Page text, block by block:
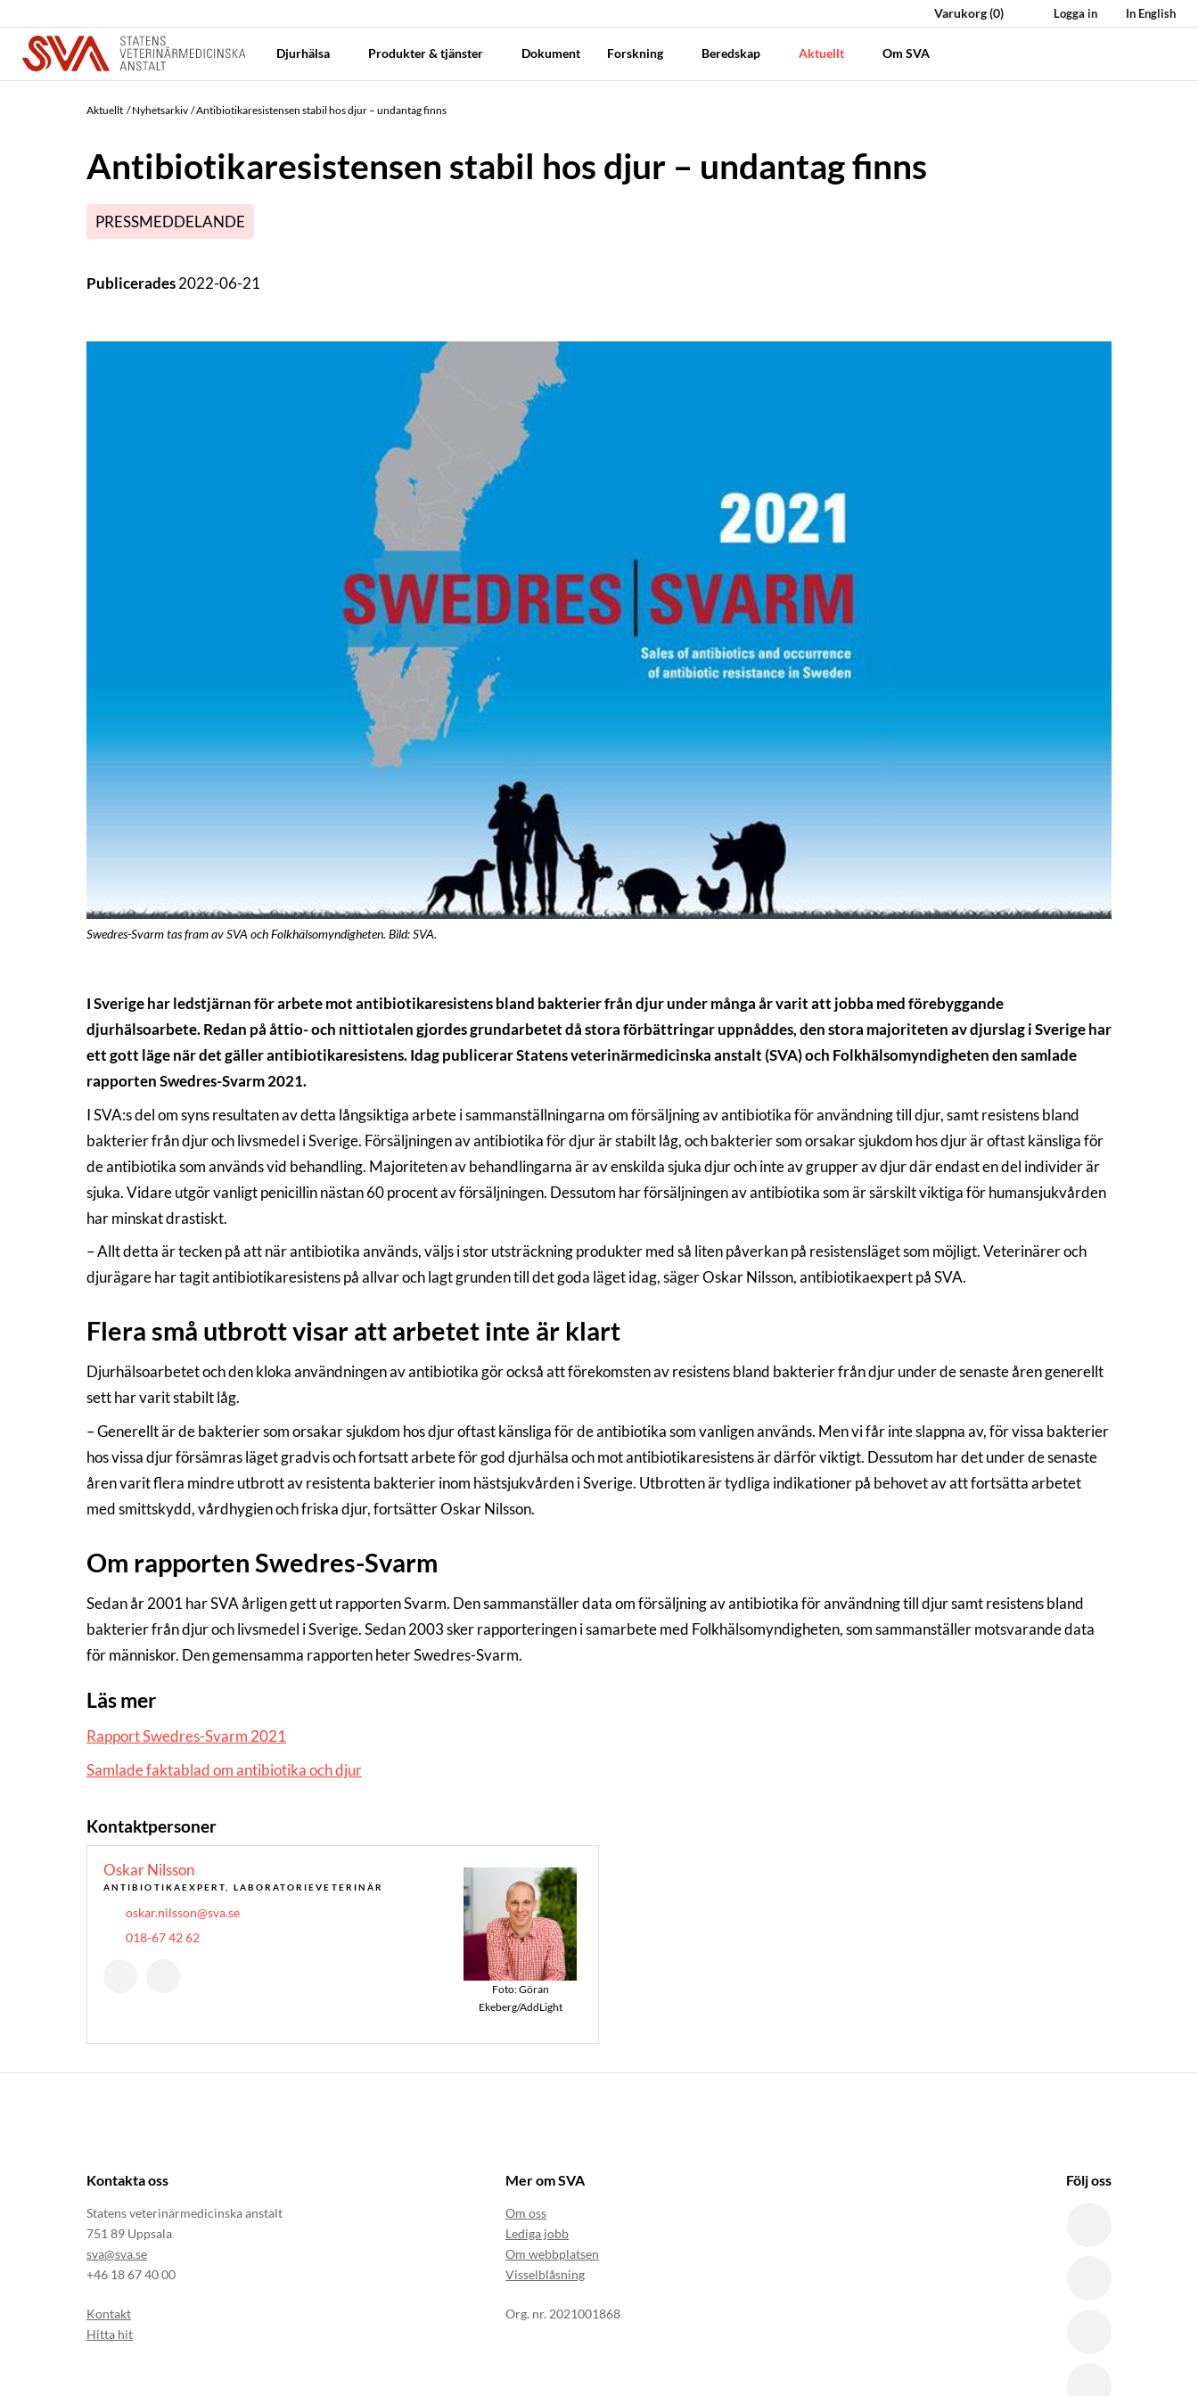
Varukorg(0) Logga in In English
Djurhälsa Produkter & tjänster Dokument Forskning Beredskap Aktuellt Om SVA
Aktuellt Nyhetsarkiv Antibiotikaresistensen stabil hos djur – undantag finns
Antibiotikaresistensen stabil hos djur – undantag finns
PRESSMEDDELANDE
Publicerades2022-06-21
Swedres-Svarm tas fram av SVA och Folkhälsomyndigheten. Bild: SVA.
I Sverige har ledstjärnan för arbete mot antibiotikaresistens bland bakterier från djur under många år varit att jobba med förebyggande
djurhälsoarbete. Redan på åttio- och nittiotalen gjordes grundarbetet då stora förbättringar uppnåddes, den stora majoriteten av djurslag i Sverige har
ett gott läge när det gäller antibiotikaresistens. Idag publicerar Statens veterinärmedicinska anstalt (SVA) och Folkhälsomyndigheten den samlade
rapporten Swedres-Svarm 2021.
I SVA:s del om syns resultaten av detta långsiktiga arbete i sammanställningarna om försäljning av antibiotika för användning till djur, samt resistens bland
bakterier från djur och livsmedel i Sverige. Försäljningen av antibiotika för djur är stabilt låg, och bakterier som orsakar sjukdom hos djur är oftast känsliga för
de antibiotika som används vid behandling. Majoriteten av behandlingarna är av enskilda sjuka djur och inte av grupper av djur där endast en del individer är
sjuka. Vidare utgör vanligt penicillin nästan 60 procent av försäljningen. Dessutom har försäljningen av antibiotika som är särskilt viktiga för humansjukvården
har minskat drastiskt.
– Allt detta är tecken på att när antibiotika används, väljs i stor utsträckning produkter med så liten påverkan på resistensläget som möjligt. Veterinärer och
djurägare har tagit antibiotikaresistens på allvar och lagt grunden till det goda läget idag, säger Oskar Nilsson, antibiotikaexpert på SVA.
Flera små utbrott visar att arbetet inte är klart
Djurhälsoarbetet och den kloka användningen av antibiotika gör också att förekomsten av resistens bland bakterier från djur under de senaste åren generellt
sett har varit stabilt låg.
– Generellt är de bakterier som orsakar sjukdom hos djur oftast känsliga för de antibiotika som vanligen används. Men vi får inte slappna av, för vissa bakterier
hos vissa djur försämras läget gradvis och fortsatt arbete för god djurhälsa och mot antibiotikaresistens är därför viktigt. Dessutom har det under de senaste
åren varit flera mindre utbrott av resistenta bakterier inom hästsjukvården i Sverige. Utbrotten är tydliga indikationer på behovet av att fortsätta arbetet
med smittskydd, vårdhygien och friska djur, fortsätter Oskar Nilsson.
Om rapporten Swedres-Svarm
Sedan år 2001 har SVA årligen gett ut rapporten Svarm. Den sammanställer data om försäljning av antibiotika för användning till djur samt resistens bland
bakterier från djur och livsmedel i Sverige. Sedan 2003 sker rapporteringen i samarbete med Folkhälsomyndigheten, som sammanställer motsvarande data
för människor. Den gemensamma rapporten heter Swedres-Svarm.
Läs mer
Rapport Swedres-Svarm 2021
Samlade faktablad om antibiotika och djur
Kontaktpersoner
Oskar Nilsson
ANTIBIOTIKAEXPERT, LABORATORIEVETERINÄR
oskar.nilsson@sva.se
018-67 42 62
Foto: Göran
Ekeberg/AddLight
Kontakta oss
Statens veterinärmedicinska anstalt
751 89 Uppsala
sva@sva.se
+46 18 67 40 00
Kontakt
Hitta hit
Mer om SVA
Om oss
Lediga jobb
Om webbplatsen
Visselblåsning
Org. nr. 2021001868
Följ oss